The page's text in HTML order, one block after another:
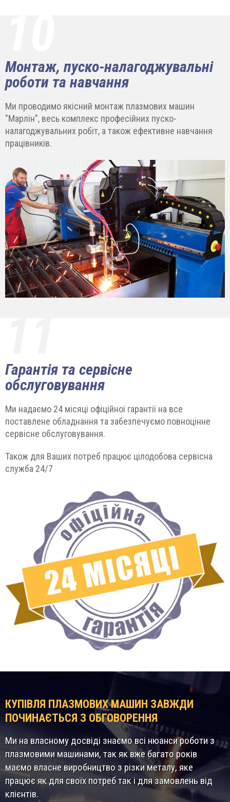
Монтаж, пуско-налагоджувальні
роботи та навчання
Ми проводимо якісний монтаж плазмових машин
"Марлін", весь комплекс професійних пуско-
налагоджувальних робіт, а також ефективне навчання
працівників.
Гарантія та сервісне
обслуговування
Ми надаємо 24 місяці офіційної гарантії на все
поставлене обладнання та забезпечуємо повноцінне
сервісне обслуговування.
Також для Ваших потреб працює цілодобова сервісна
служба 24/7
КУПІВЛЯ ПЛАЗМОВИХ МАШИН ЗАВЖДИ
ПОЧИНАЄТЬСЯ З ОБГОВОРЕННЯ
Ми на власному досвіді знаємо всі нюанси роботи з
плазмовими машинами, так як вже багато років
маємо власне виробництво з різки металу, яке
працює як для своїх потреб так і для замовлень від
клієнтів.